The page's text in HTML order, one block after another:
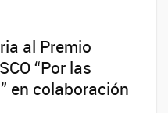
al Premio
“Por las
en colaboración